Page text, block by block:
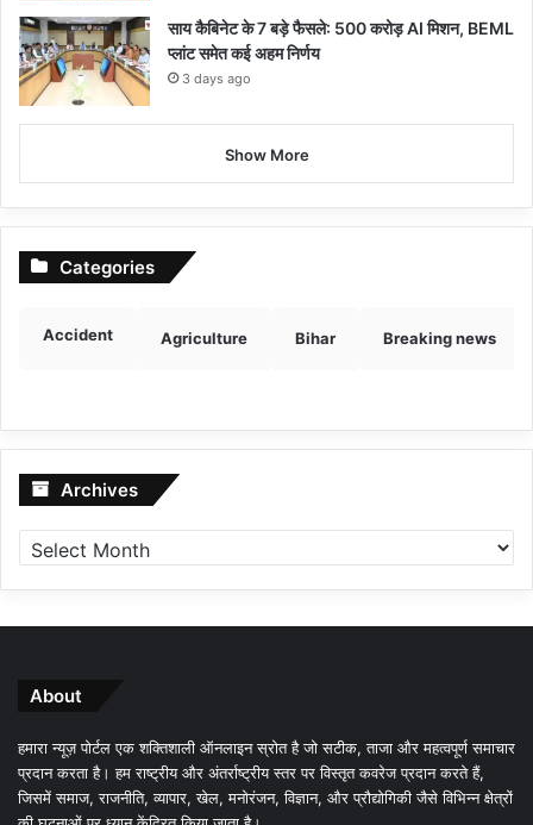
साय कैबिनेट के 7 बड़े फैसले: 500 करोड़ AI मिशन, BEML
प्लांट समेत कई अहम निर्णय
3 days ago
Show More
Categories
Accident Agriculture Bihar Breaking news
Archives Archives
About
हमारा न्यूज़ पोर्टल एक शक्तिशाली ऑनलाइन स्रोत है जो सटीक, ताजा और महत्वपूर्ण समाचार
प्रदान करता है। हम राष्ट्रीय और अंतर्राष्ट्रीय स्तर पर विस्तृत कवरेज प्रदान करते हैं,
जिसमें समाज, राजनीति, व्यापार, खेल, मनोरंजन, विज्ञान, और प्रौद्योगिकी जैसे विभिन्न क्षेत्रों